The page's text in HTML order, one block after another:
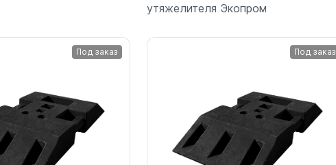
Подробнее Подробнее
утяжелителя Экопром
Под заказ Под заказ